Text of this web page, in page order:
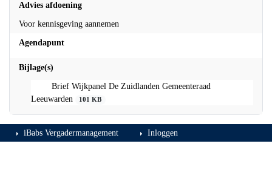
Advies afdoening
Voor kennisgeving aannemen
Agendapunt
Bijlage(s)
Brief Wijkpanel De Zuidlanden Gemeenteraad
Leeuwarden
101 KB
iBabs Vergadermanagement Inloggen